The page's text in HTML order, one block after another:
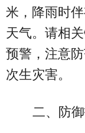
米，降雨时
天气。请相
预警，注意
次生灾害。
二、防御